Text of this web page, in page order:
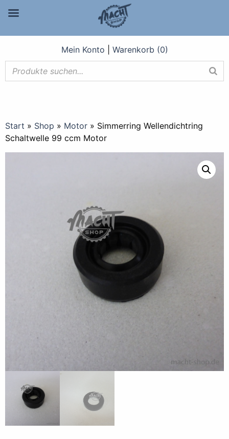
Mein Konto Warenkorb (0)
Start » Shop » Motor » Simmerring Wellendichtring
Schaltwelle 99 ccm Motor